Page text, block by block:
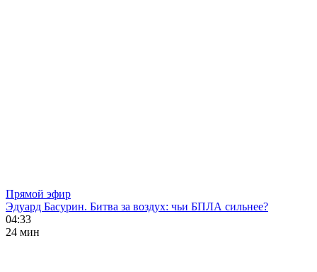
Прямой эфир
Эдуард Басурин. Битва за воздух: чьи БПЛА сильнее?
04:33
24 мин